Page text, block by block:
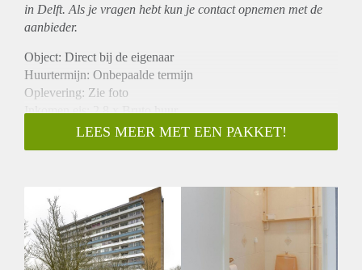
in Delft. Als je vragen hebt kun je contact opnemen met de
aanbieder.
Object: Direct bij de eigenaar
Huurtermijn: Onbepaalde termijn
Oplevering: Zie foto
Inkomen eis: 2,8 x Bruto huur
Garantiestelling mogelijk: Ja
Borg: 1 Maand
Huisdieren toegestaan: Afhankelijk van de Eigenaar
Huurtoeslag grens: Nee
Geschikt voor studenten: Afhankelijk van de Eigenaar
LEES MEER MET EEN PAKKET!